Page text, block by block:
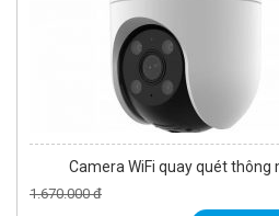
Camera WiFi quay quét thông
1.670.000 đ